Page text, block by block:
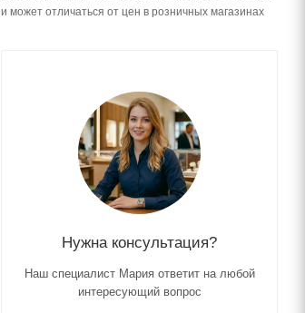
и может отличаться от цен в розничных магазинах
Нужна консультация?
Наш специалист Мария ответит на любой
интересующий вопрос